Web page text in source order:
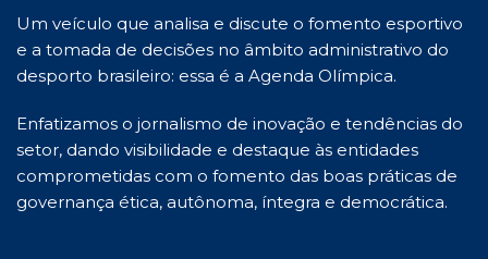
Um veículo que analisa e discute o fomento esportivo
e a tomada de decisões no âmbito administrativo do
desporto brasileiro: essa é a Agenda Olímpica.
Enfatizamos o jornalismo de inovação e tendências do
setor, dando visibilidade e destaque às entidades
comprometidas com o fomento das boas práticas de
governança ética, autônoma, íntegra e democrática.